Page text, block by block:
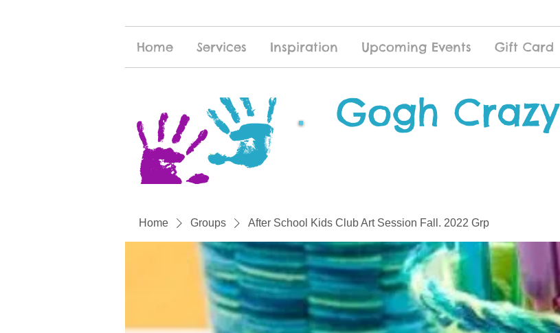
Home Services Inspiration Upcoming Events Gift Card
Gogh Crazy
Home Groups After School Kids Club Art Session Fall. 2022 Grp